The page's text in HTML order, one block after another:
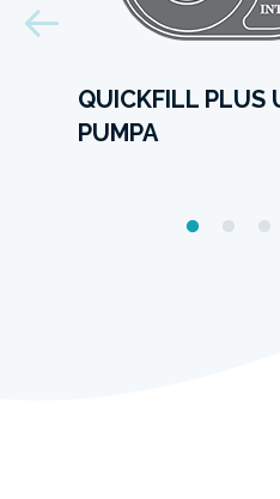
QUICKFILL PLUS
PUMPA